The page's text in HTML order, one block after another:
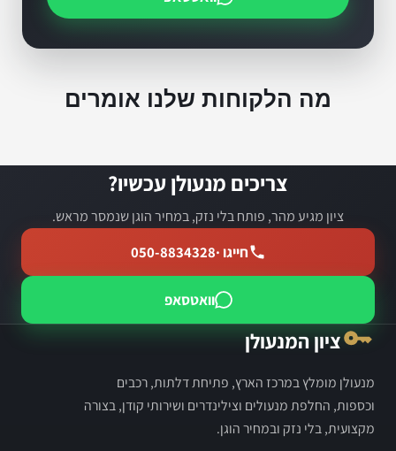
מה הלקוחות שלנו אומרים
צריכים מנעולן עכשיו?
ציון מגיע מהר, פותח בלי נזק, במחיר הוגן שנמסר מראש.
חייגו ·050-8834328
וואטסאפ
ציון המנעולן
מנעולן מומלץ במרכז הארץ, פתיחת דלתות, רכבים
וכספות, החלפת מנעולים וצילינדרים ושירותי קודן, בצורה
מקצועית, בלי נזק ובמחיר הוגן.